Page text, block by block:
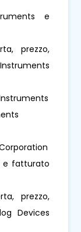
e
prezzo,
e fatturato
prezzo,
Devices